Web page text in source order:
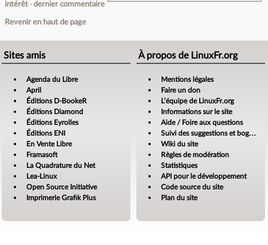
intérêt
dernier commentaire
Revenir en haut de page
Sites amis
Agenda du Libre
April
Éditions D-BookeR
Éditions Diamond
Éditions Eyrolles
Éditions ENI
En Vente Libre
Framasoft
La Quadrature du Net
Lea-Linux
Open Source Initiative
Imprimerie Grafik Plus
À propos de LinuxFr.org
Mentions légales
Faire un don
L’équipe de LinuxFr.org
Informations sur le site
Aide / Foire aux questions
Suivi des suggestions et bogues
Wiki du site
Règles de modération
Statistiques
API pour le développement
Code source du site
Plan du site